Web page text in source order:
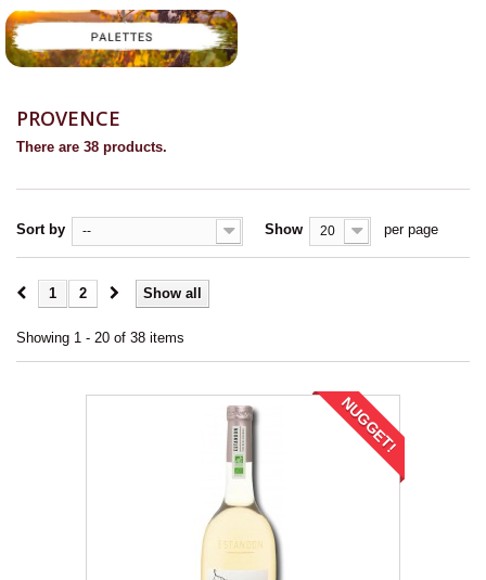
PROVENCE
There are 38 products.
Sort by -- Show 20 per page
Show all
1 2
Showing 1 - 20 of 38 items
NUGGET!